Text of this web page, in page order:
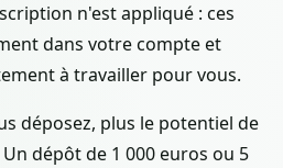
n'est appliqué : ces
dans votre compte et
à travailler pour vous.
déposez, plus le potentiel de
dépôt de 1 000 euros ou 5